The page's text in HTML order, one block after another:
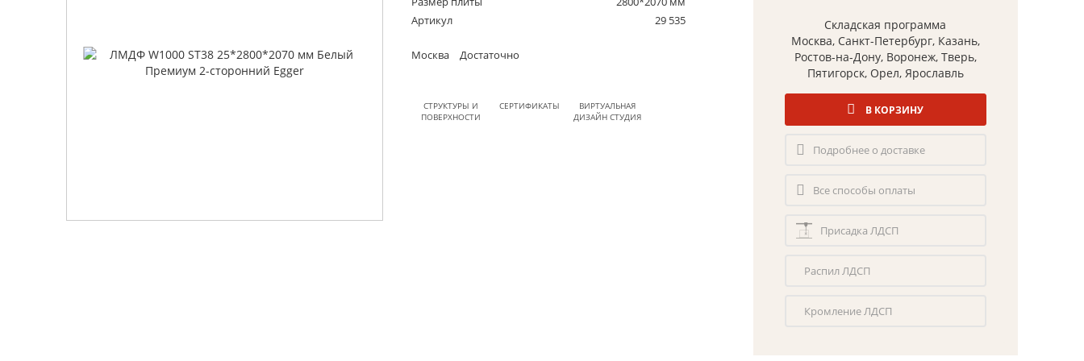
Артикул
29 535
Москва Достаточно
СТРУКТУРЫ И
ПОВЕРХНОСТИ
СЕРТИФИКАТЫ
ВИРТУАЛЬНАЯ
ДИЗАЙН СТУДИЯ
Складская программа
Москва, Санкт-Петербург, Казань,
Ростов-на-Дону, Воронеж, Тверь,
Пятигорск, Орел, Ярославль
В КОРЗИНУ
Подробнее о доставке
Все способы оплаты
Присадка ЛДСП
Распил ЛДСП
Кромление ЛДСП